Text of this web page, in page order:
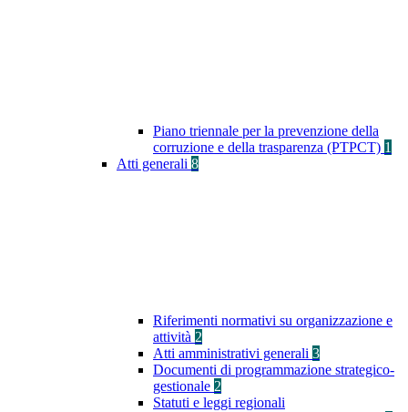
Piano triennale per la prevenzione della
corruzione e della trasparenza (PTPCT) 1
Atti generali 8
Riferimenti normativi su organizzazione e
attività 2
Atti amministrativi generali 3
Documenti di programmazione strategico-
gestionale 2
Statuti e leggi regionali